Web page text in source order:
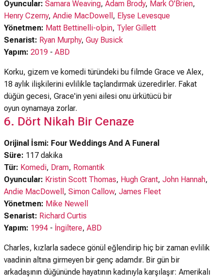
Oyuncular: Samara Weaving, Adam Brody, Mark O'Brien,
Henry Czerny, Andie MacDowell , Elyse Levesque
Yönetmen: Matt Bettinelli-olpin, Tyler Gillett
Senarist: Ryan Murphy, Guy Busick
Yapım: 2019 - ABD
Korku, gizem ve komedi türündeki bu filmde Grace ve Alex,
18 aylık ilişkilerini evlilikle taçlandırmak üzeredirler. Fakat
düğün gecesi, Grace'in yeni ailesi onu ürkütücü bir
oyun oynamaya zorlar.
6. Dört Nikah Bir Cenaze
Orijinal İsmi: Four Weddings And A Funeral
Süre: 117 dakika
Tür: Komedi, Dram, Romantik
Oyuncular: Kristin Scott Thomas, Hugh Grant, John Hannah,
Andie MacDowell , Simon Callow, James Fleet
Yönetmen: Mike Newell
Senarist: Richard Curtis
Yapım: 1994 - İngiltere, ABD
Charles, kızlarla sadece gönül eğlendirip hiç bir zaman evlilik
vaadinin altına girmeyen bir genç adamdır. Bir gün bir
arkadaşının düğününde hayatının kadınıyla karşılaşır: Amerikalı